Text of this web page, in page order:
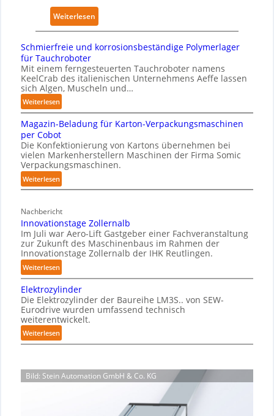
e
t
w
r
k
ü
r
h
y
i
l
A
I
t
N
o
s
t
d
m
K
a
e
n
h
u
Weiterlesen
W
h
t
e
p
e
r
z
u
A
u
s
k
u
v
Schmierfreie und korrosionsbeständige Polymerlager
für Tauchroboter
Mit einem ferngesteuerten Tauchroboter namens
KeelCrab des italienischen Unternehmens Aeffe lassen
sich Algen, Muscheln und…
Weiterlesen:
S
c
h
m
i
e
r
i
e
u
d
k
o
r
r
o
s
o
n
Magazin-Beladung für Karton-Verpackungsmaschinen
per Cobot
Die Konfektionierung von Kartons übernehmen bei
vielen Markenherstellern Maschinen der Firma Somic
Verpackungsmaschinen.
Weiterlesen:
M
g
a
z
i
n
-
e
a
d
u
f
Nachbericht
Innovationstage Zollernalb
Im Juli war Aero-Lift Gastgeber einer Fachveranstaltung
zur Zukunft des Maschinenbaus im Rahmen der
Innovationstage Zollernalb der IHK Reutlingen.
Weiterlesen:
I
n
n
o
v
a
o
n
Elektrozylinder
Die Elektrozylinder der Baureihe LM3S.. von SEW-
Eurodrive wurden umfassend technisch
weiterentwickelt.
Weiterlesen:
E
e
k
Bild: Stein Automation GmbH & Co. KG